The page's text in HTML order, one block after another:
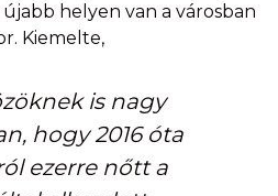
helyen van a városban
Kiemelte,
is nagy
hogy 2016 óta
ezerre nőtt a